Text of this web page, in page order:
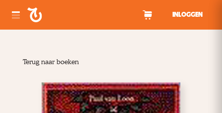
INLOGGEN
Terug naar boeken